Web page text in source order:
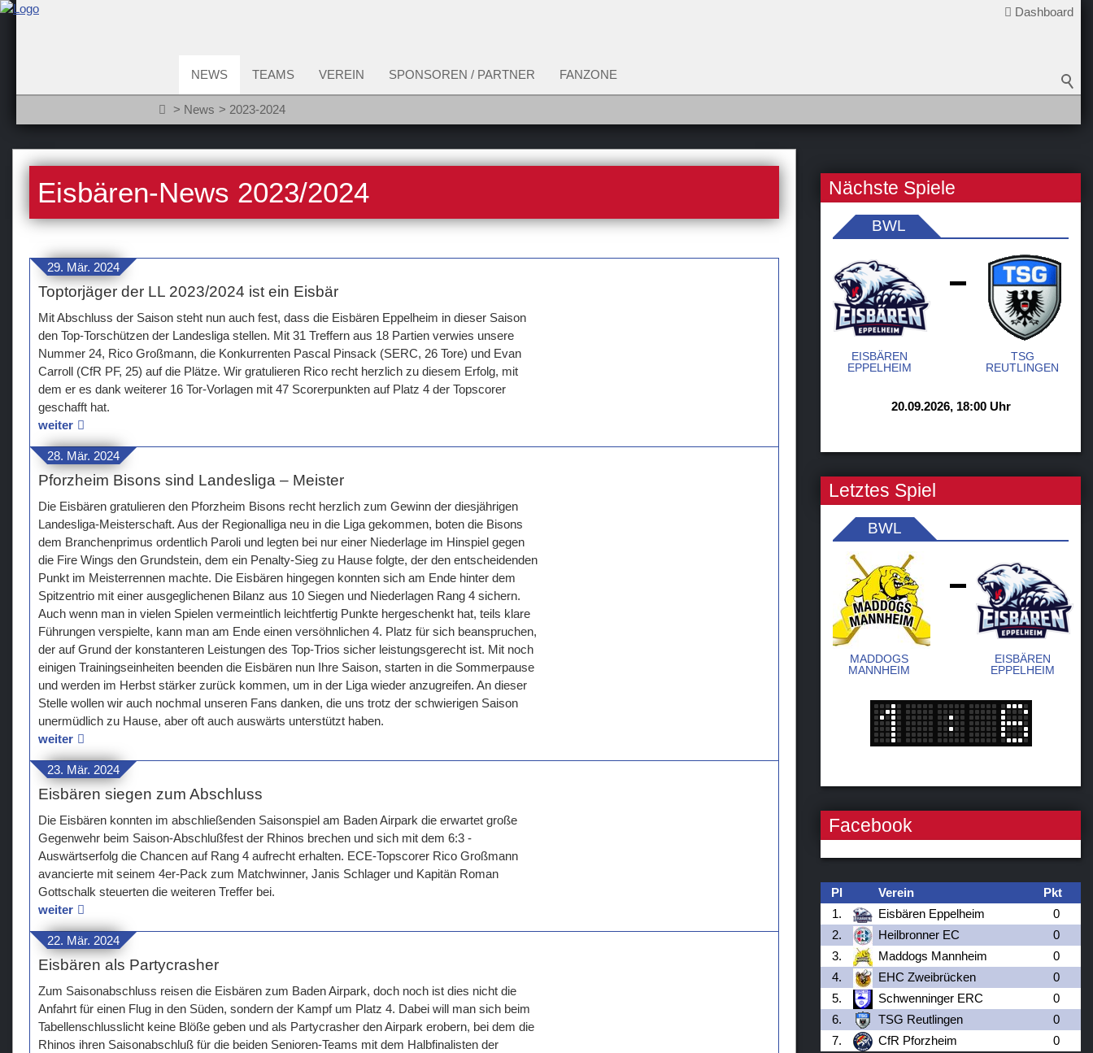
Dashboard
NEWS TEAMS VEREIN SPONSOREN / PARTNER FANZONE
News 2023-2024
Eisbären-News 2023/2024
29. Mär. 2024
Toptorjäger der LL 2023/2024 ist ein Eisbär
Mit Abschluss der Saison steht nun auch fest, dass die Eisbären Eppelheim in dieser Saison
den Top-Torschützen der Landesliga stellen. Mit 31 Treffern aus 18 Partien verwies unsere
Nummer 24, Rico Großmann, die Konkurrenten Pascal Pinsack (SERC, 26 Tore) und Evan
Carroll (CfR PF, 25) auf die Plätze. Wir gratulieren Rico recht herzlich zu diesem Erfolg, mit
dem er es dank weiterer 16 Tor-Vorlagen mit 47 Scorerpunkten auf Platz 4 der Topscorer
geschafft hat.
weiter
28. Mär. 2024
Pforzheim Bisons sind Landesliga – Meister
Die Eisbären gratulieren den Pforzheim Bisons recht herzlich zum Gewinn der diesjährigen
Landesliga-Meisterschaft. Aus der Regionalliga neu in die Liga gekommen, boten die Bisons
dem Branchenprimus ordentlich Paroli und legten bei nur einer Niederlage im Hinspiel gegen
die Fire Wings den Grundstein, dem ein Penalty-Sieg zu Hause folgte, der den entscheidenden
Punkt im Meisterrennen machte. Die Eisbären hingegen konnten sich am Ende hinter dem
Spitzentrio mit einer ausgeglichenen Bilanz aus 10 Siegen und Niederlagen Rang 4 sichern.
Auch wenn man in vielen Spielen vermeintlich leichtfertig Punkte hergeschenkt hat, teils klare
Führungen verspielte, kann man am Ende einen versöhnlichen 4. Platz für sich beanspruchen,
der auf Grund der konstanteren Leistungen des Top-Trios sicher leistungsgerecht ist. Mit noch
einigen Trainingseinheiten beenden die Eisbären nun Ihre Saison, starten in die Sommerpause
und werden im Herbst stärker zurück kommen, um in der Liga wieder anzugreifen. An dieser
Stelle wollen wir auch nochmal unseren Fans danken, die uns trotz der schwierigen Saison
unermüdlich zu Hause, aber oft auch auswärts unterstützt haben.
weiter
23. Mär. 2024
Eisbären siegen zum Abschluss
Die Eisbären konnten im abschließenden Saisonspiel am Baden Airpark die erwartet große
Gegenwehr beim Saison-Abschlußfest der Rhinos brechen und sich mit dem 6:3 -
Auswärtserfolg die Chancen auf Rang 4 aufrecht erhalten. ECE-Topscorer Rico Großmann
avancierte mit seinem 4er-Pack zum Matchwinner, Janis Schlager und Kapitän Roman
Gottschalk steuerten die weiteren Treffer bei.
weiter
22. Mär. 2024
Eisbären als Partycrasher
Zum Saisonabschluss reisen die Eisbären zum Baden Airpark, doch noch ist dies nicht die
Anfahrt für einen Flug in den Süden, sondern der Kampf um Platz 4. Dabei will man sich beim
Tabellenschlusslicht keine Blöße geben und als Partycrasher den Airpark erobern, bei dem die
Rhinos ihren Saisonabschluß für die beiden Senioren-Teams mit dem Halbfinalisten der
Nächste Spiele
BWL
EISBÄREN
EPPELHEIM
-
TSG
REUTLINGEN
20.09.2026, 18:00 Uhr
Letztes Spiel
BWL
MADDOGS
MANNHEIM
-
EISBÄREN
EPPELHEIM
Facebook
Pl Verein
Pkt
1.
Eisbären Eppelheim
0
2.
Heilbronner EC
0
3.
Maddogs Mannheim
0
4.
EHC Zweibrücken
0
5.
Schwenninger ERC
0
6.
TSG Reutlingen
0
7.
CfR Pforzheim 0